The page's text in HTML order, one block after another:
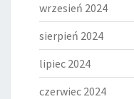
wrzesień 2024
sierpień 2024
lipiec 2024
czerwiec 2024